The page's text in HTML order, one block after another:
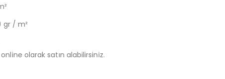
gr / m²
olarak satın alabilirsiniz.